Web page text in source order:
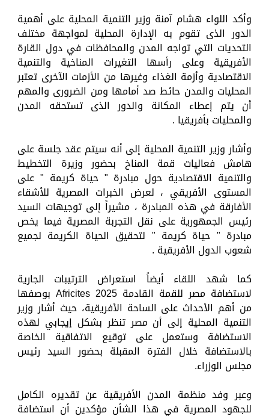
وأكد اللواء هشام آمنة وزير التنمية المحلية على أهمية
الدور الذى تقوم به الإدارة المحلية لمواجهة مختلف
التحديات التي تواجه المدن والمحافظات في دول القارة
الأفريقية وعلى رأسها التغيرات المناخية والتنمية
الاقتصادية وأزمة الغذاء وغيرها من الأزمات الآخرى تعتبر
المحليات والمدن حائط صد أمامها ومن الضرورى والمهم
أن يتم إعطاء المكانة والدور الذى تستحقه المدن
والمحليات بأفريقيا .
وأشار وزير التنمية المحلية إلى أنه سيتم عقد جلسة على
هامش فعاليات قمة المناخ بحضور وزيرة التخطيط
والتنمية الاقتصادية حول مبادرة " حياة كريمة " على
المستوى الأفريقي ، لعرض الخبرات المصرية للأشقاء
الأفارقة في هذه المبادرة ، مشيراً إلى توجيهات السيد
رئيس الجمهورية على نقل التجربة المصرية فيما يخص
مبادرة " حياة كريمة " لتحقيق الحياة الكريمة لجميع
شعوب الدول الأفريقية .
كما شهد اللقاء أيضاً استعراض الترتيبات الجارية
لاستضافة مصر للقمة القادمة Africites 2025 بوصفها
من أهم الأحداث على الساحة الأفريقية، حيث أشار وزير
التنمية المحلية إلى أن مصر تنظر بشكل إيجابي لهذه
الاستضافة وستعمل على توقيع الاتفاقية الخاصة
بالاستضافة خلال الفترة المقبلة بحضور السيد رئيس
مجلس الوزراء.
وعبر وفد منظمة المدن الأفريقية عن تقديره الكامل
للجهود المصرية في هذا الشأن مؤكدين أن استضافة